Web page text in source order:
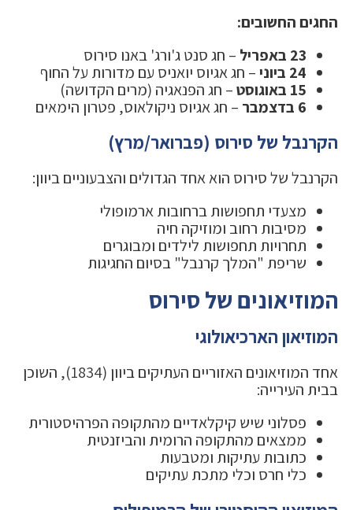
החגים החשובים:
23 באפריל
– חג סנט ג'ורג' באנו סירוס
24 ביוני
– חג אגיוס יואניס עם מדורות על החוף
15 באוגוסט
– חג הפנאגיה (מרים הקדושה)
6 בדצמבר
– חג אגיוס ניקולאוס, פטרון הימאים
הקרנבל של סירוס (פברואר/מרץ)
הקרנבל של סירוס הוא אחד הגדולים והצבעוניים ביוון:
מצעדי תחפושות ברחובות ארמופולי
מסיבות רחוב ומוזיקה חיה
תחרויות תחפושות לילדים ומבוגרים
שריפת "המלך קרנבל" בסיום החגיגות
המוזיאונים של סירוס
המוזיאון הארכיאולוגי
אחד המוזיאונים האזוריים העתיקים ביוון (1834), השוכן
בבית העירייה:
פסלוני שיש קיקלאדיים מהתקופה הפרהיסטורית
ממצאים מהתקופה הרומית והביזנטית
כתובות עתיקות ומטבעות
כלי חרס וכלי מתכת עתיקים